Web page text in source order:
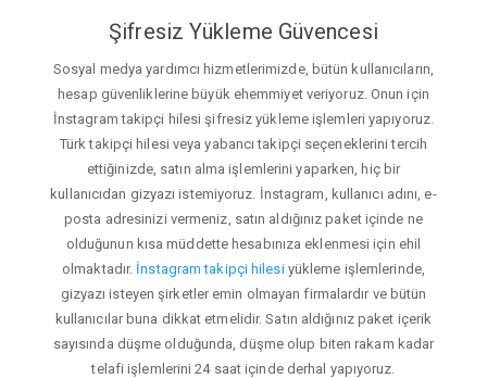
Şifresiz Yükleme Güvencesi
Sosyal medya yardımcı hizmetlerimizde, bütün kullanıcıların,
hesap güvenliklerine büyük ehemmiyet veriyoruz. Onun için
İnstagram takipçi hilesi şifresiz yükleme işlemleri yapıyoruz.
Türk takipçi hilesi veya yabancı takipçi seçeneklerini tercih
ettiğinizde, satın alma işlemlerini yaparken, hiç bir
kullanıcıdan gizyazı istemiyoruz. İnstagram, kullanıcı adını, e-
posta adresinizi vermeniz, satın aldığınız paket içinde ne
olduğunun kısa müddette hesabınıza eklenmesi için ehil
olmaktadır. İnstagram takipçi hilesiyükleme işlemlerinde,
gizyazı isteyen şirketler emin olmayan firmalardır ve bütün
kullanıcılar buna dikkat etmelidir. Satın aldığınız paket içerik
sayısında düşme olduğunda, düşme olup biten rakam kadar
telafi işlemlerini 24 saat içinde derhal yapıyoruz.